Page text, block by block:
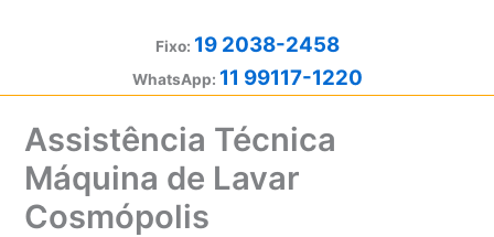
Fixo: 19 2038-2458
WhatsApp: 11 99117-1220
Assistência Técnica
Máquina de Lavar
Cosmópolis